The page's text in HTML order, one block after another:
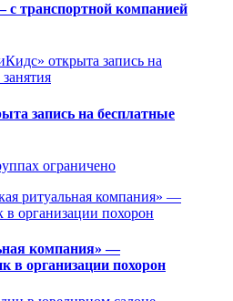
транспортной компанией
запись на бесплатные
ограничено
компания» —
организации похорон